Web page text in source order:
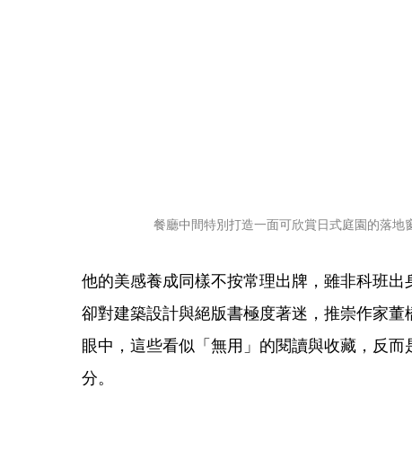
餐廳中間特別打造一面可欣賞日式庭園的落地
他的美感養成同樣不按常理出牌，雖非科班出
卻對建築設計與絕版書極度著迷，推崇作家
眼中，這些看似「無用」的閱讀與收藏，反
分。